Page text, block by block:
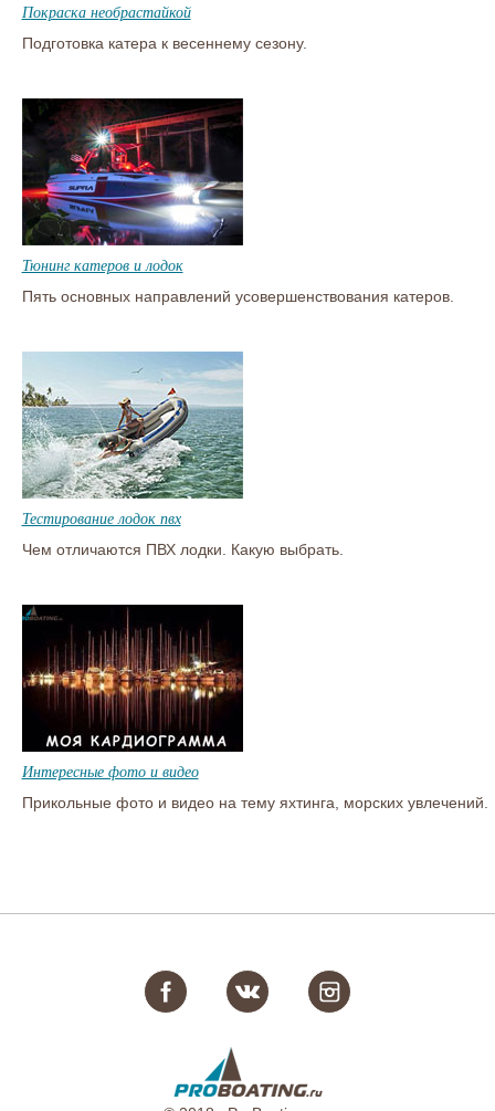
Покраска необрастайкой
Подготовка катера к весеннему сезону.
Тюнинг катеров и лодок
Пять основных направлений усовершенствования катеров.
Тестирование лодок пвх
Чем отличаются ПВХ лодки. Какую выбрать.
Интересные фото и видео
Прикольные фото и видео на тему яхтинга, морских увлечений.